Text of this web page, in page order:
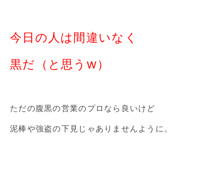
今日の人は間違いなく
黒だ（と思うw）
ただの腹黒の営業のプロなら良いけど
泥棒や強盗の下見じゃありませんように。